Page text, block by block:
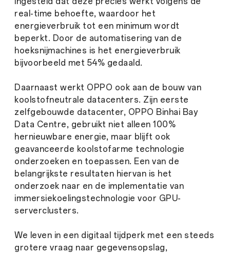
real-time behoefte, waardoor het
energieverbruik tot een minimum wordt
beperkt. Door de automatisering van de
hoeksnijmachines is het energieverbruik
bijvoorbeeld met 54% gedaald.
Daarnaast werkt OPPO ook aan de bouw van
koolstofneutrale datacenters. Zijn eerste
zelfgebouwde datacenter, OPPO Binhai Bay
Data Centre, gebruikt niet alleen 100%
hernieuwbare energie, maar blijft ook
geavanceerde koolstofarme technologie
onderzoeken en toepassen. Een van de
belangrijkste resultaten hiervan is het
onderzoek naar en de implementatie van
immersiekoelingstechnologie voor GPU-
serverclusters.
We leven in een digitaal tijdperk met een steeds
grotere vraag naar gegevensopslag,